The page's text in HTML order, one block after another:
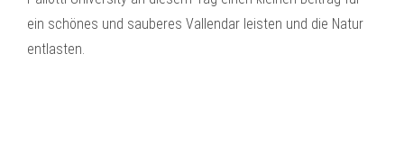
ein schönes und sauberes Vallendar leisten und die Natur
entlasten.